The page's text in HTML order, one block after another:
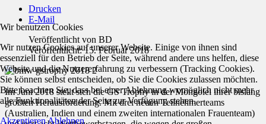
Drucken
E-Mail
Veröffentlicht von BD
Veröffentlicht: 15. Februar 2018
Im Juni 2018 stellt sich die GS Trophy in der Mongolei ihrer bislang
größten Herausforderung. Mit drei neuen Teilnehmerteams
(Australien, Indien und einem zweiten internationalen Frauenteam)
Wir benutzen Cookies
Wir nutzen Cookies auf unserer Website. Einige von ihnen sind
essenziell für den Betrieb der Seite, während andere uns helfen, diese
Website und die Nutzererfahrung zu verbessern (Tracking Cookies).
Sie können selbst entscheiden, ob Sie die Cookies zulassen möchten.
Bitte beachten Sie, dass bei einer Ablehnung womöglich nicht mehr
alle Funktionalitäten der Seite zur Verfügung stehen.
AkzeptierenAblehnen